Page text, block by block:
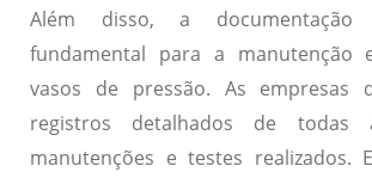
Além disso, a documentação
fundamental para a manutenção
vasos de pressão. As empresas
registros detalhados de todas
manutenções e testes realizados.